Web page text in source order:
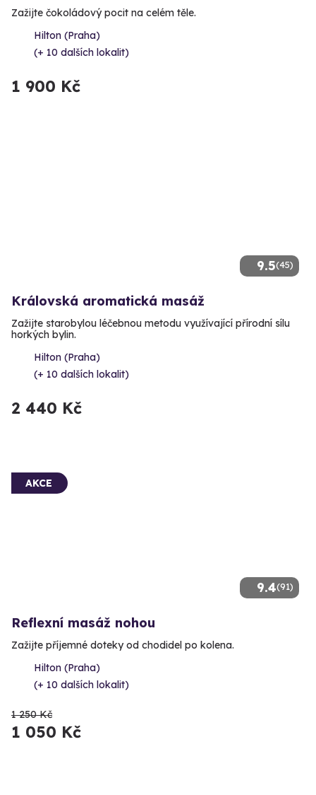
Zažijte čokoládový pocit na celém těle.
Hilton (Praha)
(+ 10 dalších lokalit)
1 900 Kč
9.5(45)
Královská aromatická masáž
Zažijte starobylou léčebnou metodu využívající přírodní sílu
horkých bylin.
Hilton (Praha)
(+ 10 dalších lokalit)
2 440 Kč
9.4(91)
AKCE
Reflexní masáž nohou
Zažijte příjemné doteky od chodidel po kolena.
Hilton (Praha)
(+ 10 dalších lokalit)
1 250 Kč
1 050 Kč